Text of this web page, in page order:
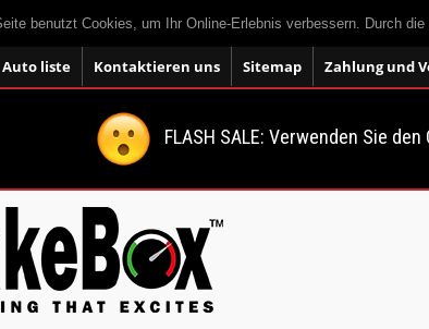
benutzt Cookies, um Ihr Online-Erlebnis verbessern. Durch
Auto liste Kontaktieren uns Sitemap Zahlung und
FLASH SALE: Verwenden Sie den